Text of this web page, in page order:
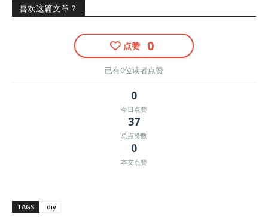
喜欢这篇文章？
点赞 0
已有0位读者点赞
0
今日点赞
37
总点赞数
0
本文点赞
TAGS diy